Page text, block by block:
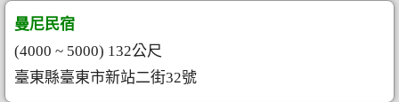
曼尼民宿
(4000 ~ 5000) 132公尺
臺東縣臺東市新站二街32號